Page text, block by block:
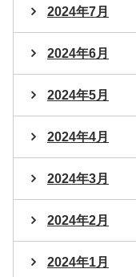
2024年7月
2024年6月
2024年5月
2024年4月
2024年3月
2024年2月
2024年1月